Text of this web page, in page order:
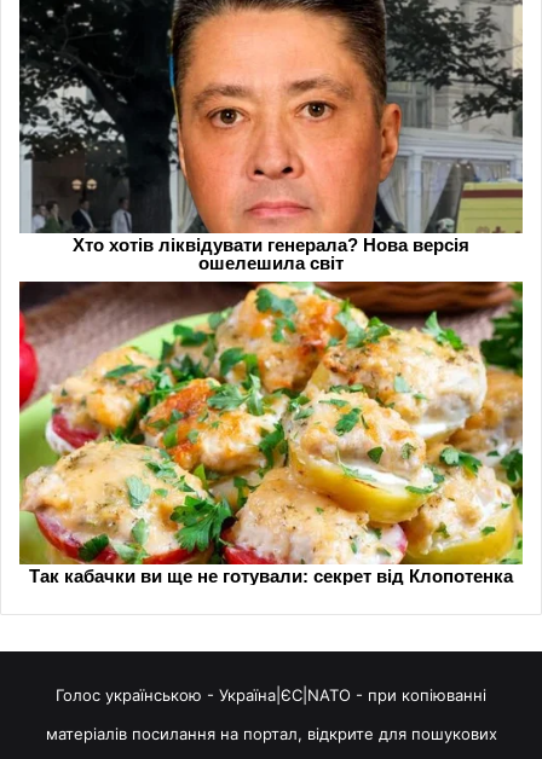
Голос українською - Україна|ЄС|NATO - при копіюванні
матеріалів посилання на портал, відкрите для пошукових